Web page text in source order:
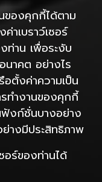
ของคุกกี้ได้ตาม
าเบราว์เซอร์
ท่าน เพื่อระงับ
นาคต อย่างไร
อตั้งค่าความเป็น
ทำงานของคุกกี้
ฟังก์ชั่นบางอย่าง
างมีประสิทธิภาพ
อร์ของท่านได้